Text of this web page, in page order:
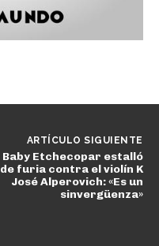
ARTÍCULO SIGUIENTE
Baby Etchecopar estalló
de furia contra el violín K
José Alperovich: «Es un
sinvergüenza»